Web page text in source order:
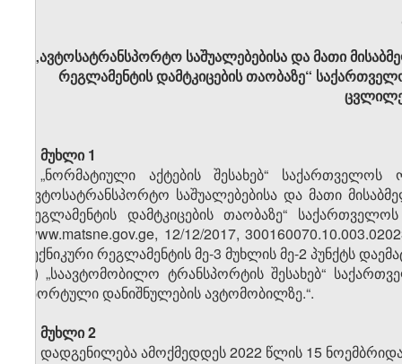
„ავტოსატრანსპორტო საშუალებებისა და მათი
რეგლამენტის დამტკიცების თაობაზე“
მუხლი 1
„ნორმატიული აქტების შესახებ“
„ავტოსატრანსპორტო საშუალებებისა და მათი
რეგლამენტის დამტკიცების თაობაზე“
(www.matsne.gov.ge, 12/12/2017,
ტექნიკური რეგლამენტის მე-3 მუხლის მე-2 პუნქტს
„ვ) „საავტომობილო ტრანსპორტის შესახებ“
სპორტული დანიშნულების ავტომობილზე.“.
მუხლი 2
დადგენილება ამოქმედდეს 2022 წლის 15